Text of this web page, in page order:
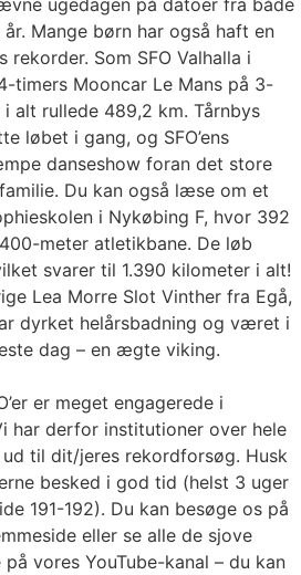
Mange børn har også haft en
Som SFO Valhalla i
timers Mooncar Le Mans på 3-
alt rullede 489,2 km. Tårnbys
løbet i gang, og SFO’ens
danseshow foran det store
Du kan også læse om et
i Nykøbing F, hvor 392
meter atletikbane. De løb
svarer til 1.390 kilometer i alt!
Lea Morre Slot Vinther fra Egå,
dyrket helårsbadning og været i
dag – en ægte viking.
er meget engagerede i
har derfor institutioner over hele
til dit/jeres rekordforsøg. Husk
besked i god tid (helst 3 uger
191-192). Du kan besøge os på
eller se alle de sjove
vores YouTube-kanal – du kan